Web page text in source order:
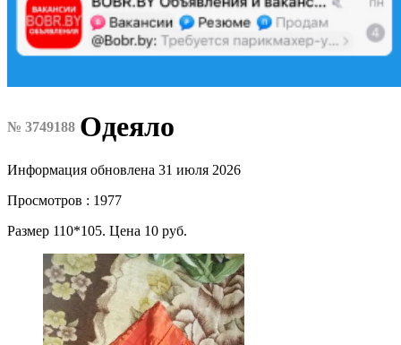
№ 3749188 Одеяло
Информация обновлена 31 июля 2026
Просмотров : 1977
Размер 110*105. Цена 10 руб.